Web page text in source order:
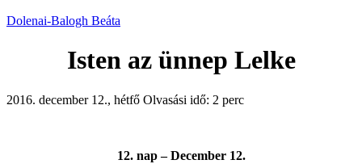
Dolenai-Balogh Beáta
Isten az ünnep Lelke
2016. december 12., hétfő Olvasási idő: 2 perc
12. nap – December 12.